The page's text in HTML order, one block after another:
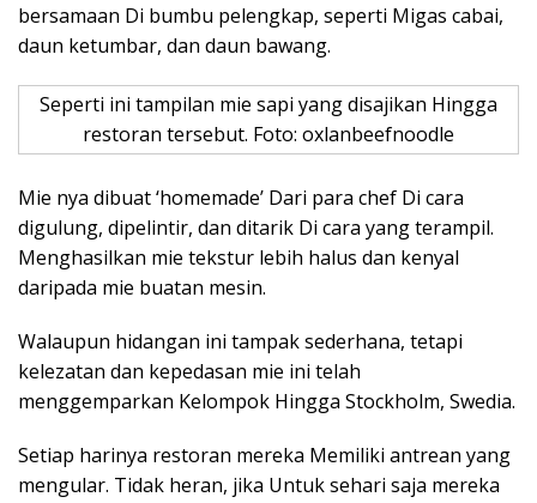
bersamaan Di bumbu pelengkap, seperti Migas cabai,
daun ketumbar, dan daun bawang.
Seperti ini tampilan mie sapi yang disajikan Hingga
restoran tersebut. Foto: oxlanbeefnoodle
Mie nya dibuat ‘homemade’ Dari para chef Di cara
digulung, dipelintir, dan ditarik Di cara yang terampil.
Menghasilkan mie tekstur lebih halus dan kenyal
daripada mie buatan mesin.
Walaupun hidangan ini tampak sederhana, tetapi
kelezatan dan kepedasan mie ini telah
menggemparkan Kelompok Hingga Stockholm, Swedia.
Setiap harinya restoran mereka Memiliki antrean yang
mengular. Tidak heran, jika Untuk sehari saja mereka